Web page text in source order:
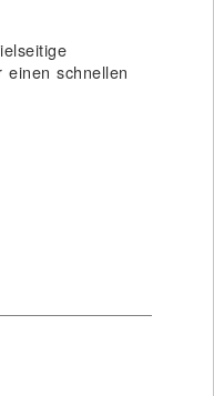
einen schnellen